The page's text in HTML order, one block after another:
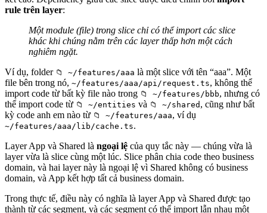
rule trên layer:
Một module (file) trong slice chỉ có thể import các slice
khác khi chúng nằm trên các layer thấp hơn một cách
nghiêm ngặt.
Ví dụ, folder 📁 ~/features/aaa là một slice với tên “aaa”. Một
file bên trong nó, ~/features/aaa/api/request.ts, không thể
import code từ bất kỳ file nào trong 📁 ~/features/bbb, nhưng có
thể import code từ 📁 ~/entities và 📁 ~/shared , cũng như bất
kỳ code anh em nào từ 📁 ~/features/aaa, ví dụ
~/features/aaa/lib/cache.ts.
Layer App và Shared là ngoại lệ của quy tắc này — chúng vừa là
layer vừa là slice cùng một lúc. Slice phân chia code theo business
domain, và hai layer này là ngoại lệ vì Shared không có business
domain, và App kết hợp tất cả business domain.
Trong thực tế, điều này có nghĩa là layer App và Shared được tạo
thành từ các segment, và các segment có thể import lẫn nhau một